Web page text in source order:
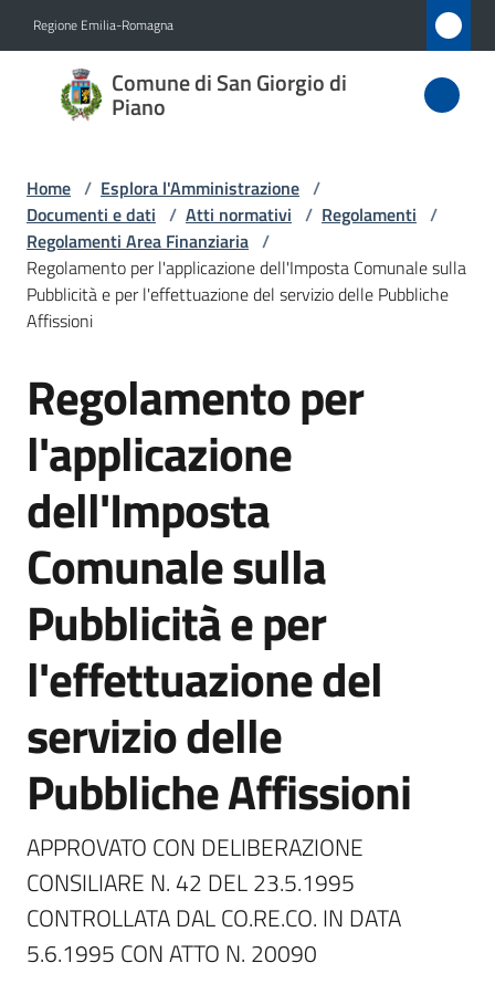
Regione Emilia-Romagna
Comune di San Giorgio di
Piano
Comune
di San
di Piano
Amministrazione
Menu selezionato
Novità
Servizi
Vivere
San
Giorgio
di
Piano
Amministrazione
Trasparente
A
l
b
o
P
r
e
t
Home / Esplora l'Amministrazione /
Documenti e dati / Atti normativi / Regolamenti /
Regolamenti Area Finanziaria /
Regolamento per l'applicazione dell'Imposta Comunale sulla
Pubblicità e per l'effettuazione del servizio delle Pubbliche
Affissioni
Salta al contenuto
Regolamento per
l'applicazione
dell'Imposta
Comunale sulla
Pubblicità e per
l'effettuazione del
servizio delle
Pubbliche Affissioni
APPROVATO CON DELIBERAZIONE
CONSILIARE N. 42 DEL 23.5.1995
CONTROLLATA DAL CO.RE.CO. IN DATA
5.6.1995 CON ATTO N. 20090